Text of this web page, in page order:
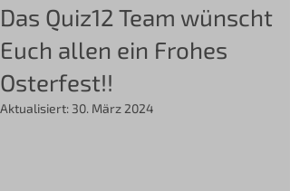
Das Quiz12 Team wünscht
Euch allen ein Frohes
Osterfest!!
Aktualisiert: 30. März 2024